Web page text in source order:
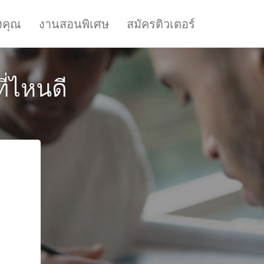
คุณ งานสอนพิเศษ สมัครติวเตอร์
ไหนดี